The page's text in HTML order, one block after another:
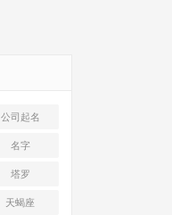
公司起名
名字
塔罗
天蝎座